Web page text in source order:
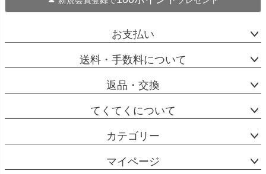
お支払い
送料・手数料について
返品・交換
てくてくについて
カテゴリー
マイページ